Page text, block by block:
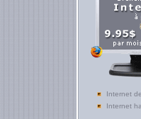
Internet
Internet